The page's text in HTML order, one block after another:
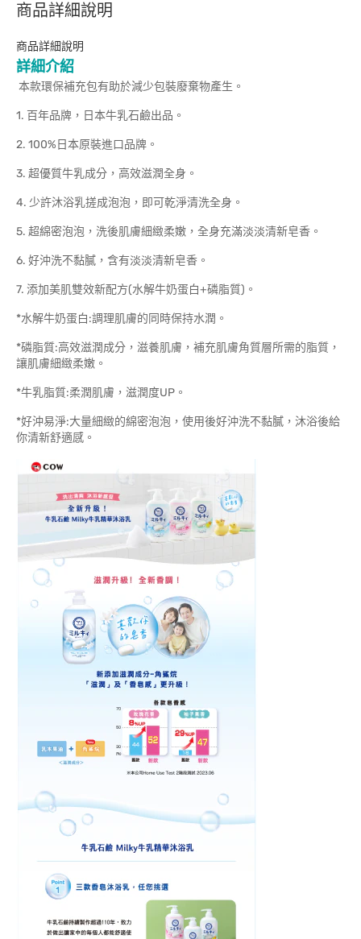
商品詳細說明
商品詳細說明
詳細介紹
本款環保補充包有助於減少包裝廢棄物產生。
1. 百年品牌，日本牛乳石鹼­­出品。
2. 100%日本原裝進口品牌。
3. 超優質牛乳成分，高效滋潤全身。
4. 少許沐浴乳搓成泡泡，即可乾淨清洗全身。
5. 超綿密泡泡，洗後肌膚細緻柔嫩，全身充滿淡淡清新皂香。
6. 好沖洗不黏膩，含有淡淡清新皂香。
7. 添加美肌雙效新配方(水解牛奶蛋白+磷脂質)。
*水解牛奶蛋白:調理肌膚的同時保持水潤。
*磷脂質:高效滋潤成分，滋養肌膚，補充肌膚角質層所需的脂質，
讓肌膚細緻柔嫩。
*牛乳脂質:柔潤肌膚，滋潤度UP。
*好沖易淨:大量細緻的綿密泡泡，使用後好沖洗不黏膩，沐浴後給
你清新舒適感。